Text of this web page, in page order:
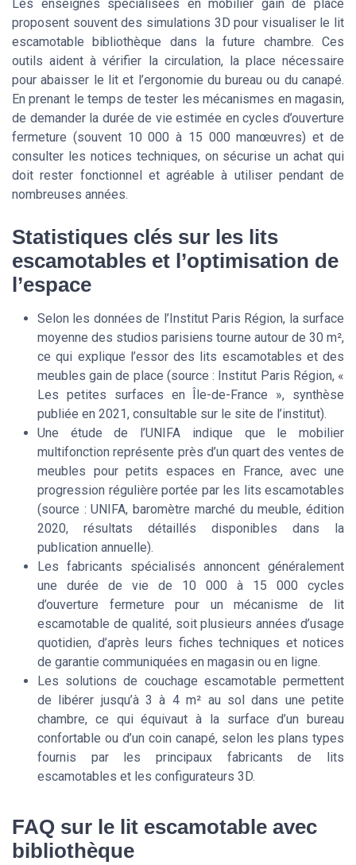
Les enseignes spécialisées en mobilier gain de place
proposent souvent des simulations 3D pour visualiser le lit
escamotable bibliothèque dans la future chambre. Ces
outils aident à vérifier la circulation, la place nécessaire
pour abaisser le lit et l’ergonomie du bureau ou du canapé.
En prenant le temps de tester les mécanismes en magasin,
de demander la durée de vie estimée en cycles d’ouverture
fermeture (souvent 10 000 à 15 000 manœuvres) et de
consulter les notices techniques, on sécurise un achat qui
doit rester fonctionnel et agréable à utiliser pendant de
nombreuses années.
Statistiques clés sur les lits
escamotables et l’optimisation de
l’espace
Selon les données de l’Institut Paris Région, la surface
moyenne des studios parisiens tourne autour de 30 m²,
ce qui explique l’essor des lits escamotables et des
meubles gain de place (source : Institut Paris Région, «
Les petites surfaces en Île-de-France », synthèse
publiée en 2021, consultable sur le site de l’institut).
Une étude de l’UNIFA indique que le mobilier
multifonction représente près d’un quart des ventes de
meubles pour petits espaces en France, avec une
progression régulière portée par les lits escamotables
(source : UNIFA, baromètre marché du meuble, édition
2020, résultats détaillés disponibles dans la
publication annuelle).
Les fabricants spécialisés annoncent généralement
une durée de vie de 10 000 à 15 000 cycles
d’ouverture fermeture pour un mécanisme de lit
escamotable de qualité, soit plusieurs années d’usage
quotidien, d’après leurs fiches techniques et notices
de garantie communiquées en magasin ou en ligne.
Les solutions de couchage escamotable permettent
de libérer jusqu’à 3 à 4 m² au sol dans une petite
chambre, ce qui équivaut à la surface d’un bureau
confortable ou d’un coin canapé, selon les plans types
fournis par les principaux fabricants de lits
escamotables et les configurateurs 3D.
FAQ sur le lit escamotable avec
bibliothèque